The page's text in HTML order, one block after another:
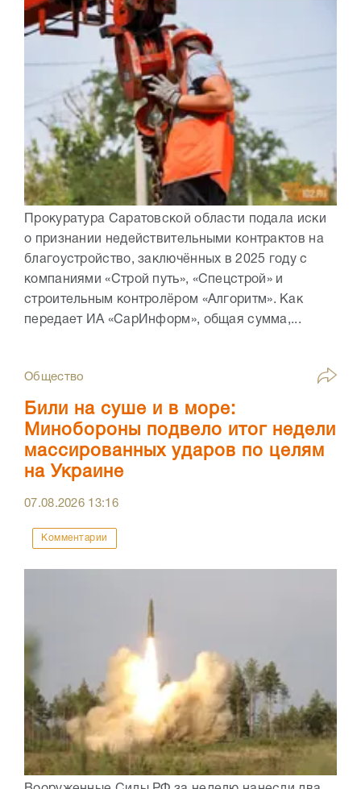
Прокуратура Саратовской области подала иски
о признании недействительными контрактов на
благоустройство, заключённых в 2025 году с
компаниями «Строй путь», «Спецстрой» и
строительным контролёром «Алгоритм». Как
передает ИА «СарИнформ», общая сумма,...
Общество
Били на суше и в море:
Минобороны подвело итог недели
массированных ударов по целям
на Украине
07.08.2026 13:16
Комментарии